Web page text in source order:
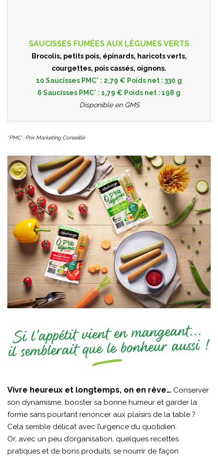
SAUCISSES FUMÉES AUX LÉGUMES VERTS
Brocolis, petits pois, épinards, haricots verts,
courgettes, pois cassés, oignons.
10 Saucisses PMC* : 2,79 € Poids net : 330 g
6 Saucisses PMC* : 1,79 € Poids net : 198 g
Disponible en GMS
*PMC : Prix Marketing Conseillé
Vivre heureux et longtemps, on en rêve… Conserver
son dynamisme, booster sa bonne humeur et garder la
forme sans pourtant renoncer aux plaisirs de la table ?
Cela semble délicat avec l’urgence du quotidien.
Or, avec un peu d’organisation, quelques recettes
pratiques et de bons produits, se nourrir de façon